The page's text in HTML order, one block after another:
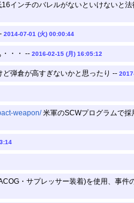
インチのバレルがないといけないと
2014-07-01 (火) 00:00:44
・・ -- 2016-02-15 (月) 16:05:12
弾倉が高すぎないかと思ったり --
weapon/米軍のSCWプログラムで採
・サプレッサー装着)を使用、事